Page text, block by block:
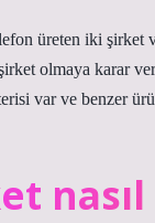
üreten iki şirket
olmaya karar
var ve benzer